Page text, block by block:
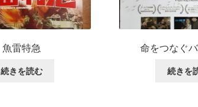
魚雷特急
続きを読む
命をつなぐ
続きを